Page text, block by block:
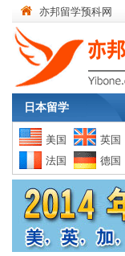
亦邦留学预科网
日本留学
美国 英国
法国
德国